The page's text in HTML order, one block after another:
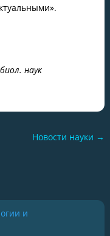
наук
Новости науки →